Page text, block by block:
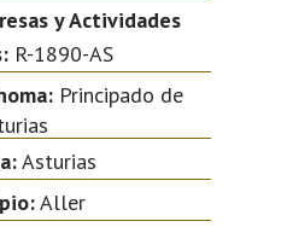
y Actividades
R-1890-AS
Principado de
Asturias
Aller